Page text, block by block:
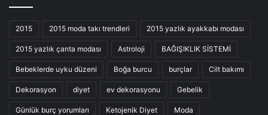
2015 2015 moda takı trendleri 2015 yazlık ayakkabı modası
2015 yazlık çanta modası Astroloji BAĞIŞIKLIK SİSTEMİ
Bebeklerde uyku düzeni Boğa burcu burçlar Cilt bakımı
Dekorasyon diyet ev dekorasyonu Gebelik
Günlük burç yorumları Ketojenik Diyet Moda